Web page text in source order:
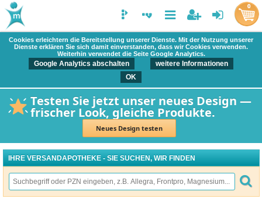
Cookies erleichtern die Bereitstellung unserer Dienste. Mit der Nutzung unserer
Dienste erklären Sie sich damit einverstanden, dass wir Cookies verwenden.
Weiterhin verwendet die Seite Google Analytics.
Google Analytics abschalten
weitere Informationen
OK
Testen Sie jetzt unser neues Design —
frischer Look, gleiche Produkte.
Neues Design testen
0
IHRE VERSANDAPOTHEKE - SIE SUCHEN, WIR FINDEN